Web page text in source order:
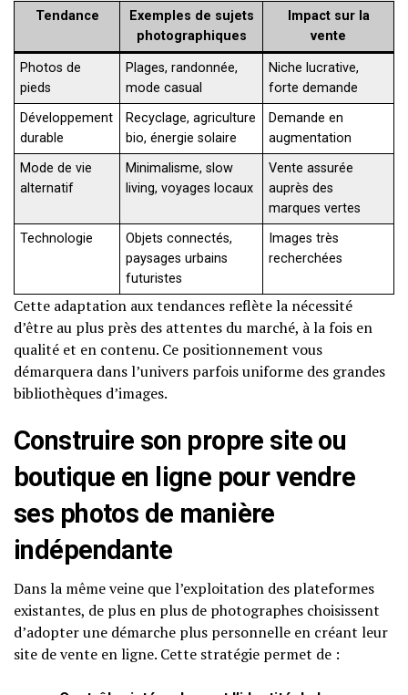
Tendance
Exemples de sujets
photographiques
Impact sur la
vente
Photos de
pieds
Plages, randonnée,
mode casual
Niche lucrative,
forte demande
Développement
durable
Recyclage, agriculture
bio, énergie solaire
Demande en
augmentation
Mode de vie
alternatif
Minimalisme, slow
living, voyages locaux
Vente assurée
auprès des
marques vertes
Technologie
Objets connectés,
paysages urbains
futuristes
Images très
recherchées
Cette adaptation aux tendances reflète la nécessité
d’être au plus près des attentes du marché, à la fois en
qualité et en contenu. Ce positionnement vous
démarquera dans l’univers parfois uniforme des grandes
bibliothèques d’images.
Construire son propre site ou
boutique en ligne pour vendre
ses photos de manière
indépendante
Dans la même veine que l’exploitation des plateformes
existantes, de plus en plus de photographes choisissent
d’adopter une démarche plus personnelle en créant leur
site de vente en ligne. Cette stratégie permet de :